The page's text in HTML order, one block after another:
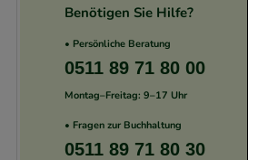
Benötigen Sie Hilfe?
• Persönliche Beratung
0511 89 71 80 00
Montag–Freitag: 9–17 Uhr
• Fragen zur Buchhaltung
0511 89 71 80 30